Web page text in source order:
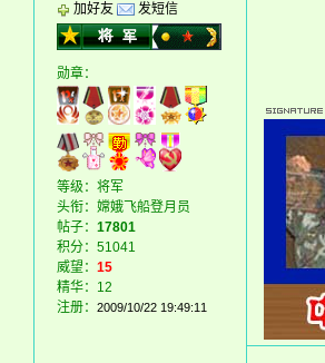
加好友 发短信
勋章：
等级：将军
头衔：嫦娥飞船登月员
帖子： 17801
积分：51041
威望： 15
精华：12
注册：
2009/10/22 19:49:11